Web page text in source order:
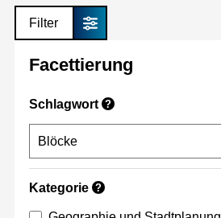
Filter
Facettierung
Schlagwort ?
Kategorie ?